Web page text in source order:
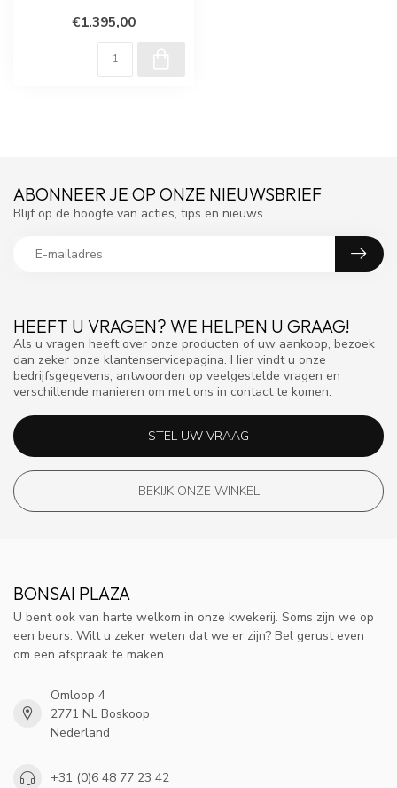
€1.395,00
HEEFT U VRAGEN? WE HELPEN U GRAAG!
Als u vragen heeft over onze producten of uw aankoop, bezoek
dan zeker onze klantenservicepagina. Hier vindt u onze
bedrijfsgegevens, antwoorden op veelgestelde vragen en
verschillende manieren om met ons in contact te komen.
STEL UW VRAAG
BEKIJK ONZE WINKEL
ABONNEER JE OP ONZE NIEUWSBRIEF
Blijf op de hoogte van acties, tips en nieuws
BONSAI PLAZA
U bent ook van harte welkom in onze kwekerij. Soms zijn we op
een beurs. Wilt u zeker weten dat we er zijn? Bel gerust even
om een afspraak te maken.
Omloop 4
2771 NL Boskoop
Nederland
+31 (0)6 48 77 23 42